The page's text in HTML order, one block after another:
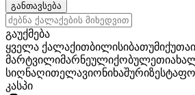
განთავსება
გაუქმება
ყველა ქალაქითბილისიბათუმი
მარტვილიმარნეულიქობულეთი
სიღნაღითელავიონიხაშური
კასპი